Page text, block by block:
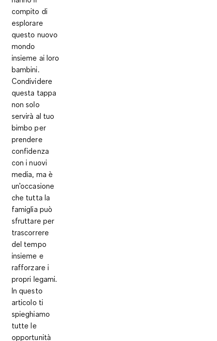
compito di
esplorare
questo nuovo
mondo
insieme ai loro
bambini.
Condividere
questa tappa
non solo
servirà al tuo
bimbo per
prendere
confidenza
con i nuovi
media, ma è
un’occasione
che tutta la
famiglia può
sfruttare per
trascorrere
del tempo
insieme e
rafforzare i
propri legami.
In questo
articolo ti
spieghiamo
tutte le
opportunità